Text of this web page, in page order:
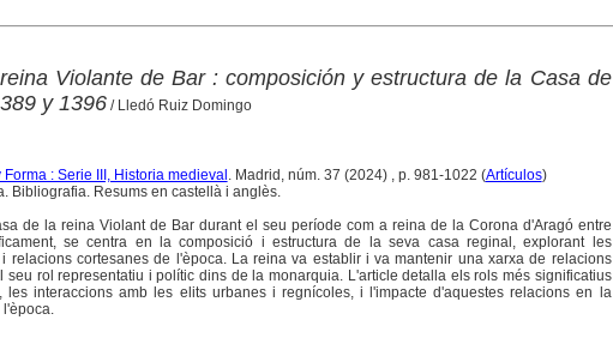
Violante de Bar : composición y estructura de la Casa de
y 1396/ Lledó Ruiz Domingo
: Serie III, Historia medieval . Madrid, núm. 37 (2024) , p. 981-1022 (Artículos)
Bibliografia. Resums en castellà i anglès.
de la reina Violant de Bar durant el seu període com a reina de la Corona d'Aragó entre
se centra en la composició i estructura de la seva casa reginal, explorant les
relacions cortesanes de l'època. La reina va establir i va mantenir una xarxa de relacions
seu rol representatiu i polític dins de la monarquia. L'article detalla els rols més significatius
les interaccions amb les elits urbanes i regnícoles, i l'impacte d'aquestes relacions en la
l'època.